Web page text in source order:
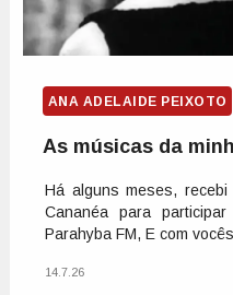
ANA ADELAIDE PEIXOTO
As músicas da
Há alguns meses,
Cananéa para
Parahyba FM, E com
14.7.26